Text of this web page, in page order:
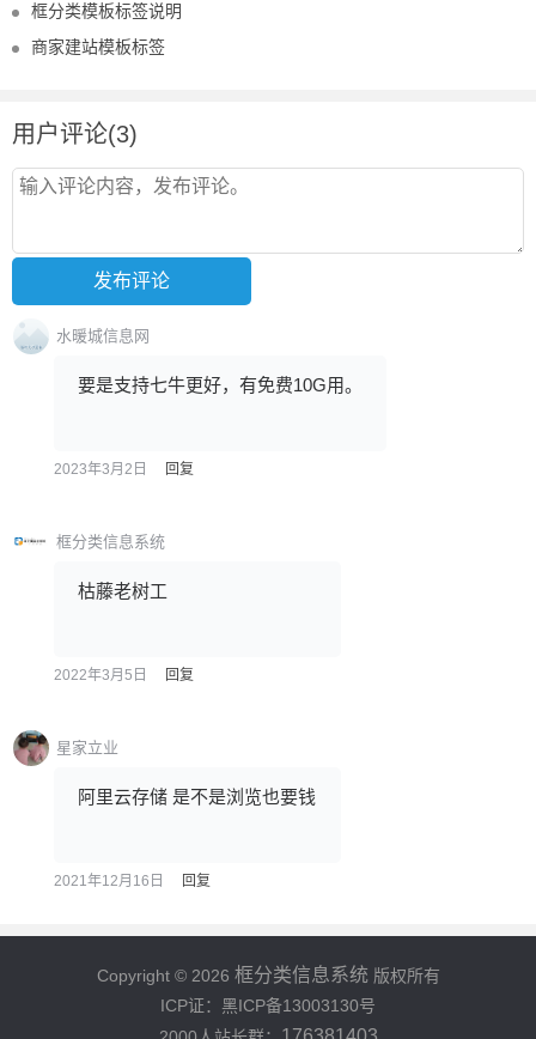
框分类模板标签说明
商家建站模板标签
用户评论(3)
水暖城信息网
要是支持七牛更好，有免费10G用。
2023年3月2日 回复
框分类信息系统
枯藤老树工
2022年3月5日 回复
星家立业
阿里云存储 是不是浏览也要钱
2021年12月16日 回复
Copyright © 2026 框分类信息系统版权所有
ICP证：黑ICP备13003130号